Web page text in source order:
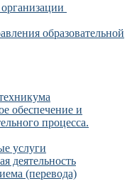
образовательной
обеспечение и
процесса.
услуги
деятельность
(перевода)